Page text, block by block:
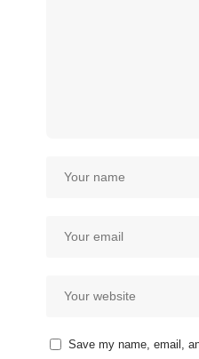
Save my name, email,